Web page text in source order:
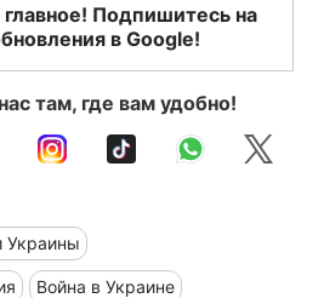
Подпишитесь на
в Google!
там, где вам удобно!
Украины
Война в Украине